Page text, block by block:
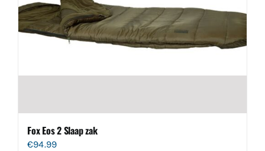
Fox Eos 2 Slaap zak
€94.99